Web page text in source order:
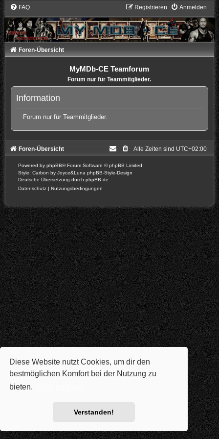
Diese Website nutzt Cookies, um dir den
bestmöglichen Komfort bei der Nutzung zu
bieten.
Verstanden!
FAQ Anmelden
Registrieren
Foren-Übersicht
MyMDb-CE Teamforum
Forum nur für Teammitglieder.
Information
Forum nur für Teammitglieder.
Foren-Übersicht Alle Zeiten sind UTC+02:00
Powered by phpBB® Forum Software © phpBB Limited
Style: Carbon by Joyce&Luna phpBB-Style-Design
Deutsche Übersetzung durch phpBB.de
Datenschutz | Nutzungsbedingungen